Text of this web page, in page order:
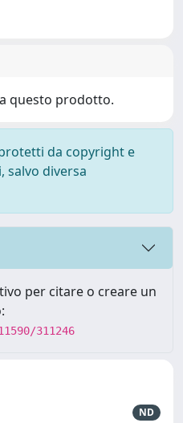
questo prodotto.
da copyright e
diversa
per citare o creare un
311246
ND